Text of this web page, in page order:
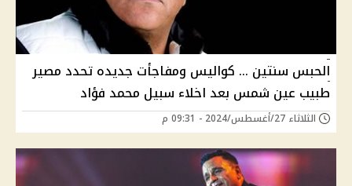
الحبس سنتين ... كواليس ومفاجأت جديده تحدد مصير
طبيب عين شمس بعد اخلاء سبيل محمد فؤاد
الثلاثاء 27/أغسطس/2024 - 09:31 م